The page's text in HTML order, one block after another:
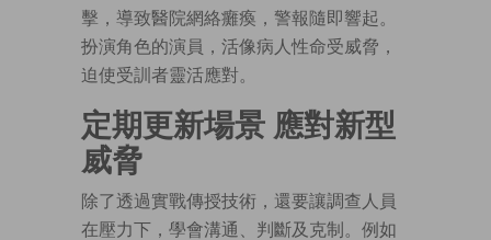
擊，導致醫院網絡癱瘓，警報隨即響起。
扮演角色的演員，活像病人性命受威脅，
迫使受訓者靈活應對。
定期更新場景 應對新型
威脅
除了透過實戰傳授技術，還要讓調查人員
在壓力下，學會溝通、判斷及克制。例如